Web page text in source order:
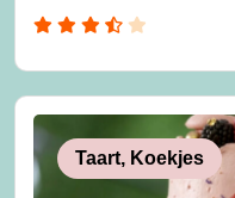
Taart, Koekjes